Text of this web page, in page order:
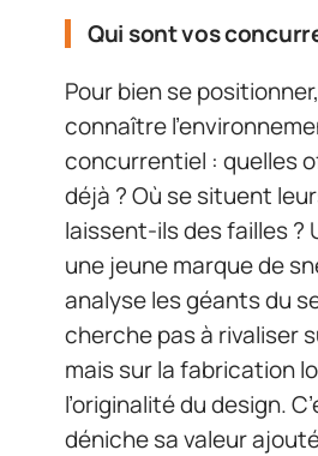
Qui sont vos
Pour bien se
connaître
concurrentiel : quelles
déjà ? Où se situent
laissent-ils des failles ?
une jeune marque de
analyse les géants du
cherche pas à rivaliser
mais sur la fabrication
l’originalité du design.
déniche sa valeur